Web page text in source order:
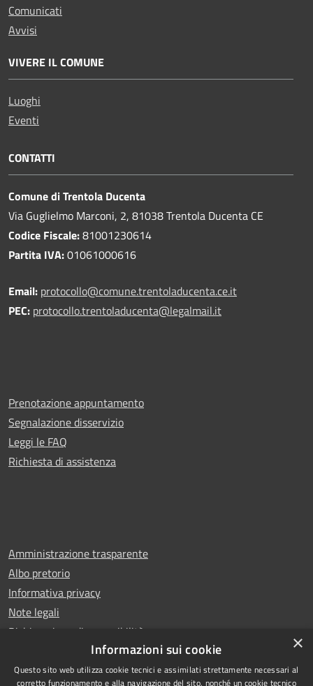
Comunicati
Avvisi
VIVERE IL COMUNE
Luoghi
Eventi
CONTATTI
Comune di Trentola Ducenta
Via Guglielmo Marconi, 2, 81038 Trentola Ducenta CE
Codice Fiscale:81001230614
Partita IVA:01061000616
Email: protocollo@comune.trentoladucenta.ce.it
PEC: protocollo.trentoladucenta@legalmail.it
Prenotazione appuntamento
Segnalazione disservizio
Leggi le FAQ
Richiesta di assistenza
Amministrazione trasparente
Albo pretorio
Informativa privacy
Note legali
Dichiarazione di accessibilità
×
Informazioni sui cookie
Questo sito web utilizza cookie tecnici e assimilati strettamente necessari al
corretto funzionamento e alla navigazione del sito, nonché un cookie tecnico